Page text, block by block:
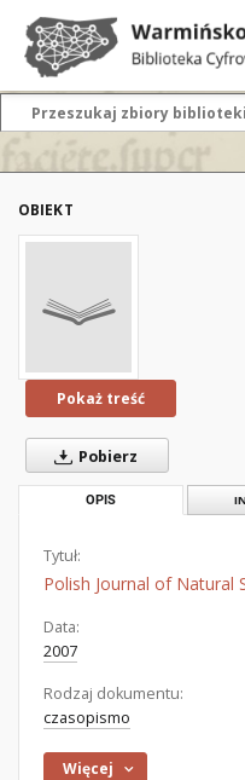
OBIEKT
Pokaż treść
Pobierz
OPIS
Tytuł:
Polish Journal of Natural
Data:
2007
Rodzaj dokumentu:
czasopismo
Więcej